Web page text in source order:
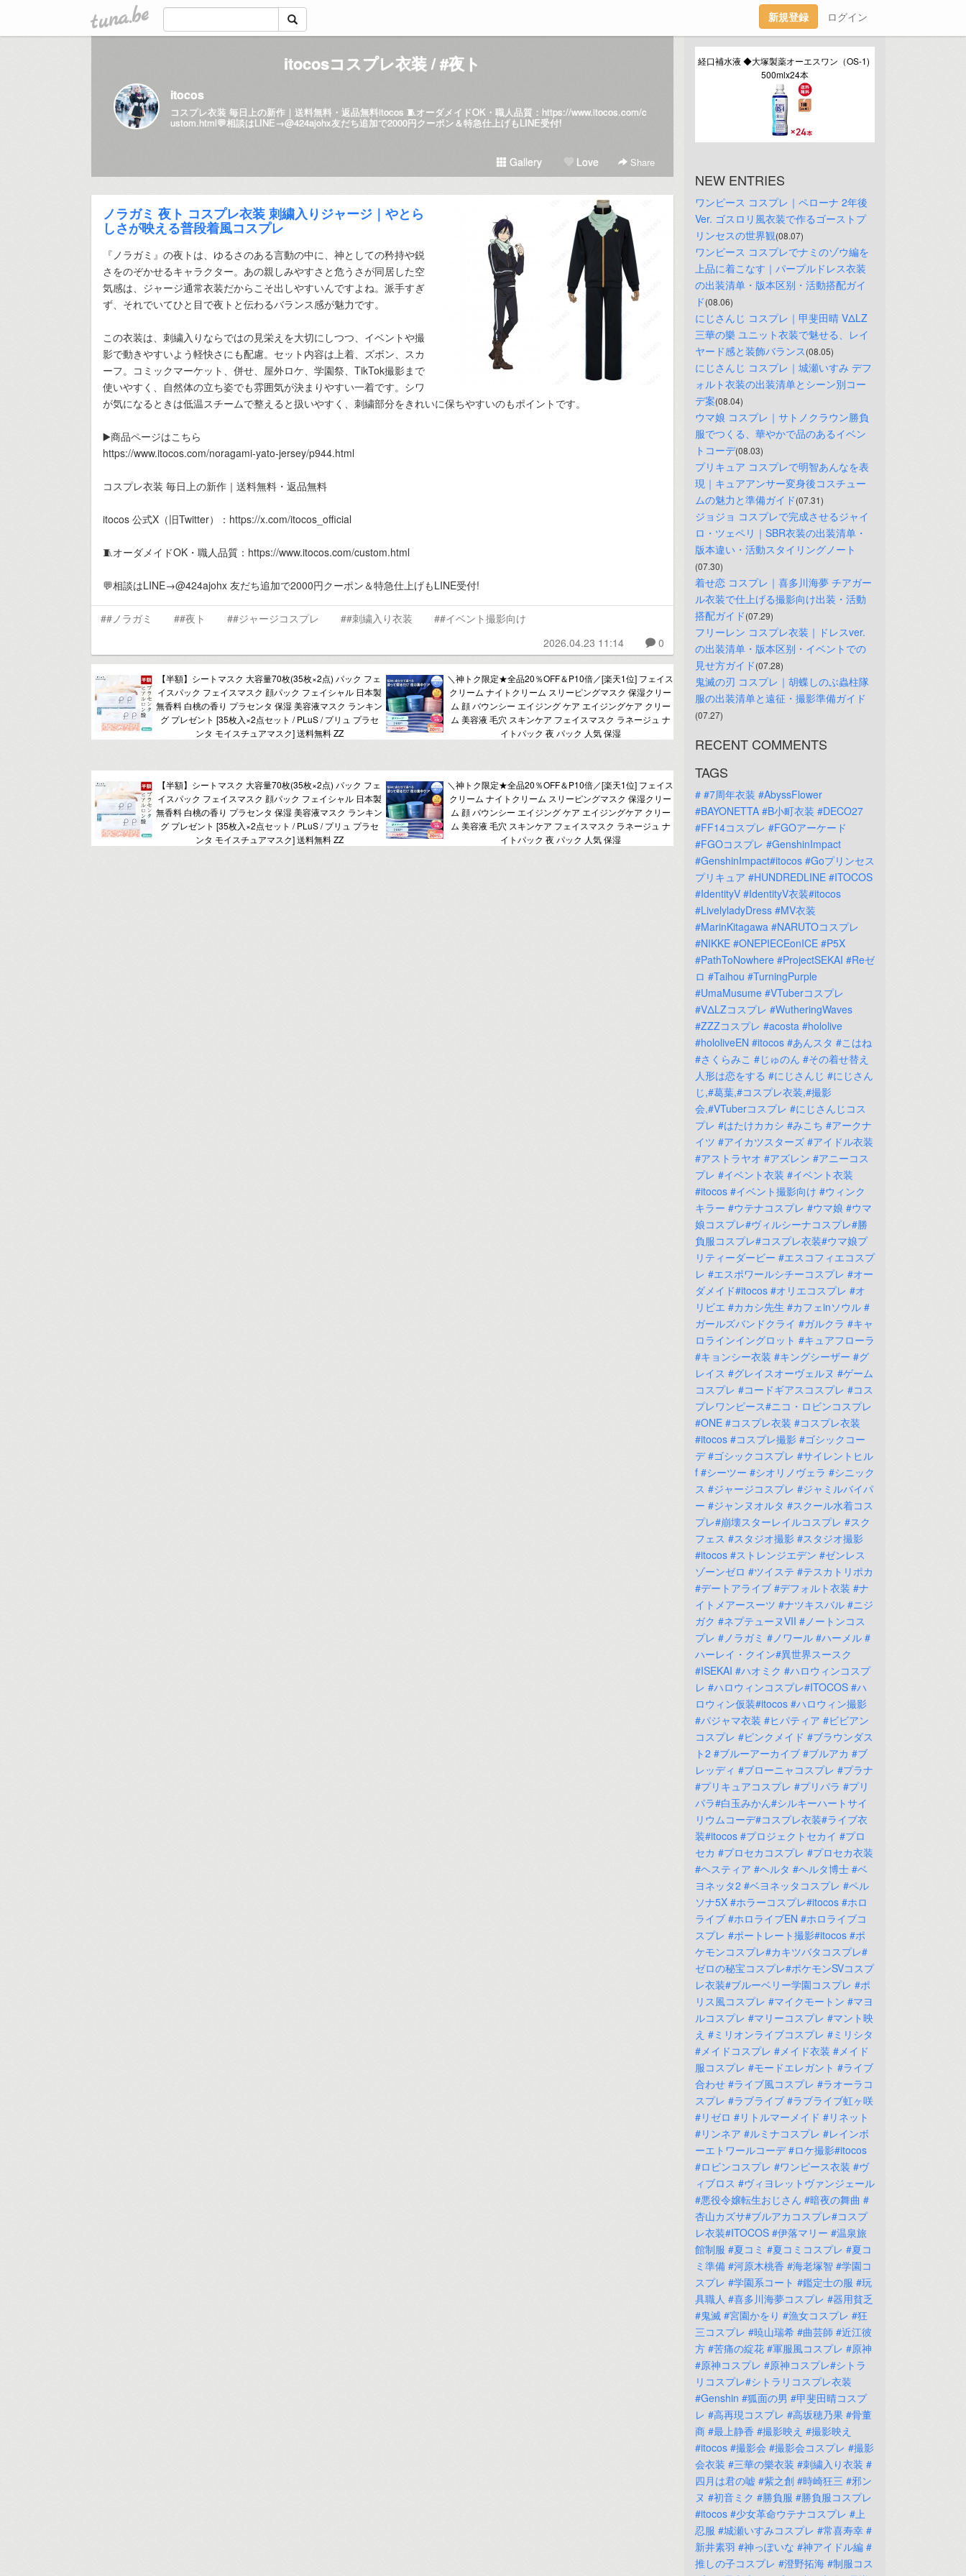
tuna.be 新規登録 ログイン
itocosコスプレ衣装 / #夜ト
itocos
コスプレ衣装 毎日上の新作｜送料無料・返品無料itocos 🧵オーダメイドOK・職人品質： https://www.itocos.com/c
ustom.html💬相談はLINE→@424ajohx友だち追加で2000円クーポン＆特急仕上げもLINE受付!
Gallery Love Share
ノラガミ 夜ト コスプレ衣装 刺繍入りジャージ｜やとら
しさが映える普段着風コスプレ
『ノラガミ』の夜トは、ゆるさのある言動の中に、神としての矜持や鋭
さをのぞかせるキャラクター。あの親しみやすさと危うさが同居した空
気感は、ジャージ通常衣装だからこそ出しやすいんですよね。派手すぎ
ず、それでいてひと目で夜トと伝わるバランス感が魅力です。
この衣装は、刺繍入りならではの見栄えを大切にしつつ、イベントや撮
影で動きやすいよう軽快さにも配慮。セット内容は上着、ズボン、スカ
ーフ。コミックマーケット、併せ、屋外ロケ、学園祭、TikTok撮影まで
使いやすく、自然体の立ち姿でも雰囲気が決まりやすい一着です。シワ
が気になるときは低温スチームで整えると扱いやすく、刺繍部分をきれいに保ちやすいのもポイントです。
▶️商品ページはこちら
https://www.itocos.com/noragami-yato-jersey/p944.html
コスプレ衣装 毎日上の新作｜送料無料・返品無料
itocos 公式X（旧Twitter）：https://x.com/itocos_official
🧵オーダメイドOK・職人品質：https://www.itocos.com/custom.html
💬相談はLINE→@424ajohx 友だち追加で2000円クーポン＆特急仕上げもLINE受付!
##ノラガミ ##夜ト ##ジャージコスプレ ##刺繍入り衣装
##イベント撮影向け
2026.04.23 11:14
0
【半額】シートマスク 大容量70枚(35枚×2点) パック フェ
イスパック フェイスマスク 顔パック フェイシャル 日本製
無香料 白桃の香り プラセンタ 保湿 美容液マスク ランキン
グ プレゼント [35枚入×2点セット / PLuS / プリュ プラセ
ンタ モイスチュアマスク] 送料無料 ZZ
＼神トク限定★全品20％OFF＆P10倍／[楽天1位] フェイス
クリーム ナイトクリーム スリーピングマスク 保湿クリー
ム 顔 バウンシー エイジング ケア エイジングケア クリー
ム 美容液 毛穴 スキンケア フェイスマスク ラネージュ ナ
イトパック 夜 パック 人気 保湿
【半額】シートマスク 大容量70枚(35枚×2点) パック フェ
イスパック フェイスマスク 顔パック フェイシャル 日本製
無香料 白桃の香り プラセンタ 保湿 美容液マスク ランキン
グ プレゼント [35枚入×2点セット / PLuS / プリュ プラセ
ンタ モイスチュアマスク] 送料無料 ZZ
＼神トク限定★全品20％OFF＆P10倍／[楽天1位] フェイス
クリーム ナイトクリーム スリーピングマスク 保湿クリー
ム 顔 バウンシー エイジング ケア エイジングケア クリー
ム 美容液 毛穴 スキンケア フェイスマスク ラネージュ ナ
イトパック 夜 パック 人気 保湿
経口補水液 ◆大塚製薬オーエスワン（OS-1)
500mlx24本
NEW ENTRIES
ワンピース コスプレ｜ペローナ 2年後
Ver. ゴスロリ風衣装で作るゴーストプ
リンセスの世界観(08.07)
ワンピース コスプレでナミのゾウ編を
上品に着こなす｜パープルドレス衣装
の出装清单・版本区别・活動搭配ガイ
ド(08.06)
にじさんじ コスプレ｜甲斐田晴 VΔLZ
三華の樂 ユニット衣装で魅せる、レイ
ヤード感と装飾バランス(08.05)
にじさんじ コスプレ｜城瀬いすみ デフ
ォルト衣装の出装清单とシーン別コー
デ案(08.04)
ウマ娘 コスプレ｜サトノクラウン勝負
服でつくる、華やかで品のあるイベン
トコーデ(08.03)
プリキュア コスプレで明智あんなを表
現｜キュアアンサー変身後コスチュー
ムの魅力と準備ガイド(07.31)
ジョジョ コスプレで完成させるジャイ
ロ・ツェペリ｜SBR衣装の出装清单・
版本違い・活動スタイリングノート
(07.30)
着せ恋 コスプレ｜喜多川海夢 チアガー
ル衣装で仕上げる撮影向け出装・活動
搭配ガイド(07.29)
フリーレン コスプレ衣装｜ドレスver.
の出装清单・版本区别・イベントでの
見せ方ガイド(07.28)
鬼滅の刃 コスプレ｜胡蝶しのぶ蟲柱隊
服の出装清单と遠征・撮影準備ガイド
(07.27)
RECENT COMMENTS
TAGS
# #7周年衣装 #AbyssFlower
#BAYONETTA #B小町衣装 #DECO27
#FF14コスプレ #FGOアーケード
#FGOコスプレ #GenshinImpact
#GenshinImpact#itocos #Goプリンセス
プリキュア #HUNDREDLINE #ITOCOS
#IdentityV #IdentityV衣装#itocos
#LivelyladyDress #MV衣装
#MarinKitagawa #NARUTOコスプレ
#NIKKE #ONEPIECEonICE #P5X
#PathToNowhere #ProjectSEKAI #Reゼ
ロ #Taihou #TurningPurple
#UmaMusume #VTuberコスプレ
#VΔLZコスプレ #WutheringWaves
#ZZZコスプレ #acosta #hololive
#hololiveEN #itocos #あんスタ #こはね
#さくらみこ #じゅのん #その着せ替え
人形は恋をする #にじさんじ #にじさん
じ,#葛葉,#コスプレ衣装,#撮影
会,#VTuberコスプレ #にじさんじコス
プレ #はたけカカシ #みこち #アークナ
イツ #アイカツスターズ #アイドル衣装
#アストラヤオ #アズレン #アニーコス
プレ #イベント衣装 #イベント衣装
#itocos #イベント撮影向け #ウィンク
キラー #ウテナコスプレ #ウマ娘 #ウマ
娘コスプレ#ヴィルシーナコスプレ#勝
負服コスプレ#コスプレ衣装#ウマ娘プ
リティーダービー #エスコフィエコスプ
レ #エスポワールシチーコスプレ #オー
ダメイド#itocos #オリエコスプレ #オ
リビエ #カカシ先生 #カフェinソウル #
ガールズバンドクライ #ガルクラ #キャ
ロラインイングロット #キュアフローラ
#キョンシー衣装 #キングシーザー #グ
レイス #グレイスオーヴェルヌ #ゲーム
コスプレ #コードギアスコスプレ #コス
プレワンピース#ニコ・ロビンコスプレ
#ONE #コスプレ衣装 #コスプレ衣装
#itocos #コスプレ撮影 #ゴシックコー
デ #ゴシックコスプレ #サイレントヒル
f #シーツー #シオリノヴェラ #シニック
ス #ジャージコスプレ #ジャミルバイパ
ー #ジャンヌオルタ #スクール水着コス
プレ#崩壊スターレイルコスプレ #スク
フェス #スタジオ撮影 #スタジオ撮影
#itocos #ストレンジエデン #ゼンレス
ゾーンゼロ #ツイステ #テスカトリポカ
#デートアライブ #デフォルト衣装 #ナ
イトメアースーツ #ナツキスバル #ニジ
ガク #ネプテューヌVII #ノートンコス
プレ #ノラガミ #ノワール #ハーメル #
ハーレイ・クイン#異世界スースク
#ISEKAI #ハオミク #ハロウィンコスプ
レ #ハロウィンコスプレ#ITOCOS #ハ
ロウィン仮装#itocos #ハロウィン撮影
#パジャマ衣装 #ヒパティア #ビビアン
コスプレ #ピンクメイド #ブラウンダス
ト2 #ブルーアーカイブ #ブルアカ #ブ
レッディ #ブローニャコスプレ #プラナ
#プリキュアコスプレ #プリパラ #プリ
パラ#白玉みかん#シルキーハートサイ
リウムコーデ#コスプレ衣装#ライブ衣
装#itocos #プロジェクトセカイ #プロ
セカ #プロセカコスプレ #プロセカ衣装
#ヘスティア #ヘルタ #ヘルタ博士 #ベ
ヨネッタ2 #ベヨネッタコスプレ #ペル
ソナ5X #ホラーコスプレ#itocos #ホロ
ライブ #ホロライブEN #ホロライブコ
スプレ #ポートレート撮影#itocos #ポ
ケモンコスプレ#カキツバタコスプレ#
ゼロの秘宝コスプレ#ポケモンSVコスプ
レ衣装#ブルーベリー学園コスプレ #ポ
リス風コスプレ #マイクモートン #マヨ
ルコスプレ #マリーコスプレ #マント映
え #ミリオンライブコスプレ #ミリシタ
#メイドコスプレ #メイド衣装 #メイド
服コスプレ #モードエレガント #ライブ
合わせ #ライブ風コスプレ #ラオーラコ
スプレ #ラブライブ #ラブライブ虹ヶ咲
#リゼロ #リトルマーメイド #リネット
#リンネア #ルミナコスプレ #レインボ
ーエトワールコーデ #ロケ撮影#itocos
#ロビンコスプレ #ワンピース衣装 #ヴ
ィブロス #ヴィヨレットヴァンジェール
#悪役令嬢転生おじさん #暗夜の舞曲 #
杏山カズサ#ブルアカコスプレ#コスプ
レ衣装#ITOCOS #伊落マリー #温泉旅
館制服 #夏コミ #夏コミコスプレ #夏コ
ミ準備 #河原木桃香 #海老塚智 #学園コ
スプレ #学園系コート #鑑定士の服 #玩
具職人 #喜多川海夢コスプレ #器用貧乏
#鬼滅 #宮園かをり #漁女コスプレ #狂
三コスプレ #暁山瑞希 #曲芸師 #近江彼
方 #苦痛の綻花 #軍服風コスプレ #原神
#原神コスプレ #原神コスプレ#シトラ
リコスプレ#シトラリコスプレ衣装
#Genshin #狐面の男 #甲斐田晴コスプ
レ #高再現コスプレ #高坂穂乃果 #骨董
商 #最上静香 #撮影映え #撮影映え
#itocos #撮影会 #撮影会コスプレ #撮影
会衣装 #三華の樂衣装 #刺繍入り衣装 #
四月は君の嘘 #紫之創 #時崎狂三 #邪ン
ヌ #初音ミク #勝負服 #勝負服コスプレ
#itocos #少女革命ウテナコスプレ #上
忍服 #城瀬いすみコスプレ #常喜寿幸 #
新井素羽 #神っぽいな #神アイドル編 #
推しの子コスプレ #澄野拓海 #制服コス